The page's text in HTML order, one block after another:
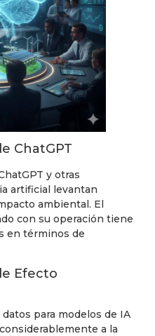
ChatGPT
y otras
artificial levantan
ambiental. El
con su operación tiene
en términos de
Efecto
para modelos de IA
a la